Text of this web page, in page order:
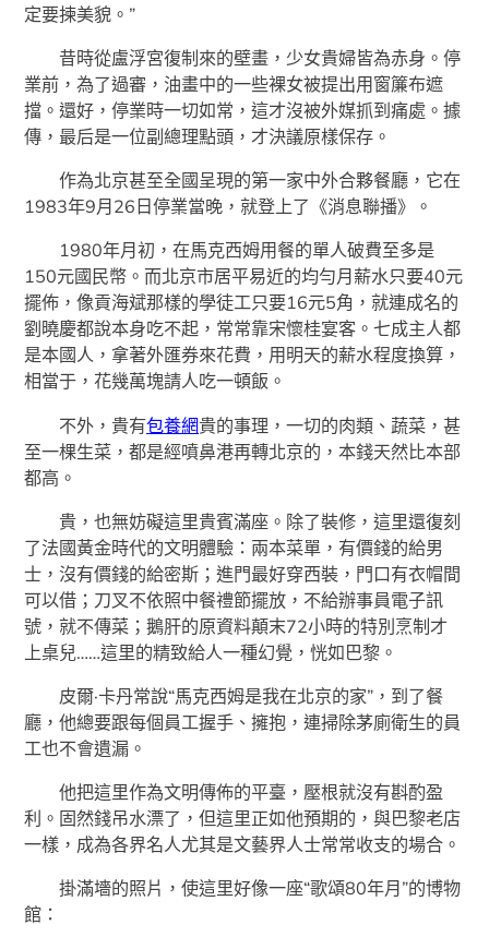
定要揀美貌。”
昔時從盧浮宮復制來的壁畫，少女貴婦皆為赤身。停
業前，為了過審，油畫中的一些裸女被提出用窗簾布遮
擋。還好，停業時一切如常，這才沒被外媒抓到痛處。據
傳，最后是一位副總理點頭，才決議原樣保存。
作為北京甚至全國呈現的第一家中外合夥餐廳，它在
1983年9月26日停業當晚，就登上了《消息聯播》。
1980年月初，在馬克西姆用餐的單人破費至多是
150元國民幣。而北京市居平易近的均勻月薪水只要40元
擺佈，像貢海斌那樣的學徒工只要16元5角，就連成名的
劉曉慶都說本身吃不起，常常靠宋懷桂宴客。七成主人都
是本國人，拿著外匯券來花費，用明天的薪水程度換算，
相當于，花幾萬塊請人吃一頓飯。
不外，貴有包養網貴的事理，一切的肉類、蔬菜，甚
至一棵生菜，都是經噴鼻港再轉北京的，本錢天然比本部
都高。
貴，也無妨礙這里貴賓滿座。除了裝修，這里還復刻
了法國黃金時代的文明體驗：兩本菜單，有價錢的給男
士，沒有價錢的給密斯；進門最好穿西裝，門口有衣帽間
可以借；刀叉不依照中餐禮節擺放，不給辦事員電子訊
號，就不傳菜；鵝肝的原資料顛末72小時的特別烹制才
上桌兒……這里的精致給人一種幻覺，恍如巴黎。
皮爾·卡丹常說“馬克西姆是我在北京的家”，到了餐
廳，他總要跟每個員工握手、擁抱，連掃除茅廁衛生的員
工也不會遺漏。
他把這里作為文明傳佈的平臺，壓根就沒有斟酌盈
利。固然錢吊水漂了，但這里正如他預期的，與巴黎老店
一樣，成為各界名人尤其是文藝界人士常常收支的場合。
掛滿墻的照片，使這里好像一座“歌頌80年月”的博物
館：